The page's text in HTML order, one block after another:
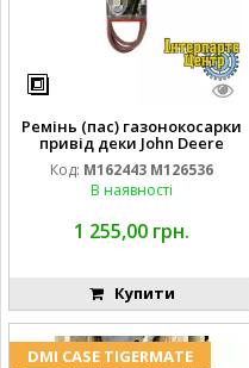
Ремінь (пас) газонокосарки
привід деки John Deere
M162443 M126536
Код: M162443 M126536
В наявності
1 255,00 грн.
Купити
DMI CASE TIGERMATE